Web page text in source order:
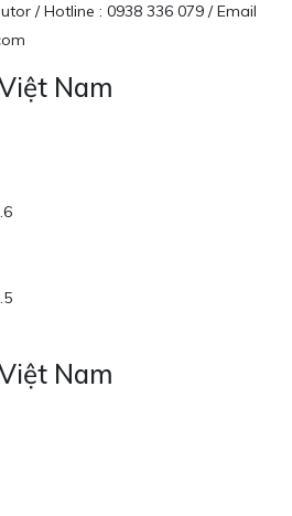
/ Hotline : 0938 336 079 / Email
Nam
Nam